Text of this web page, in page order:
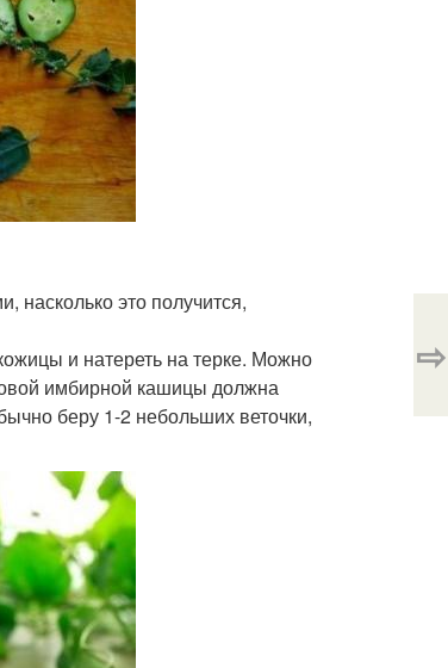
насколько это получится,
и натереть на терке. Можно
имбирной кашицы должна
беру 1-2 небольших веточки,
⇨